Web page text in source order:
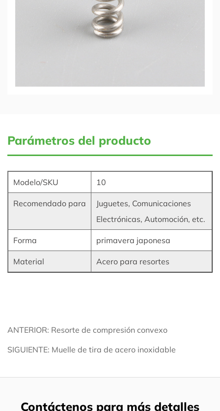
Parámetros del producto
Modelo/SKU 10
Recomendado para
Juguetes, Comunicaciones
Electrónicas, Automoción, etc.
Forma primavera japonesa
Material Acero para resortes
ANTERIOR: Resorte de compresión convexo
SIGUIENTE: Muelle de tira de acero inoxidable
Contáctenos para más detalles